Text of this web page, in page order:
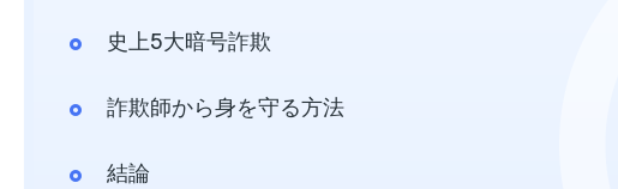
史上5大暗号詐欺
詐欺師から身を守る方法
結論